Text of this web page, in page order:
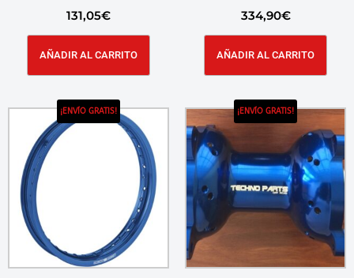
131,05€
AÑADIR AL CARRITO
334,90€
AÑADIR AL CARRITO
¡ENVÍO GRATIS! ¡ENVÍO GRATIS!